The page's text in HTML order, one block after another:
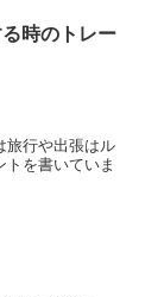
時のトレー
旅行や出張はル
を書いていま